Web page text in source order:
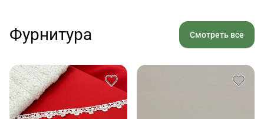
Фурнитура Смотреть все